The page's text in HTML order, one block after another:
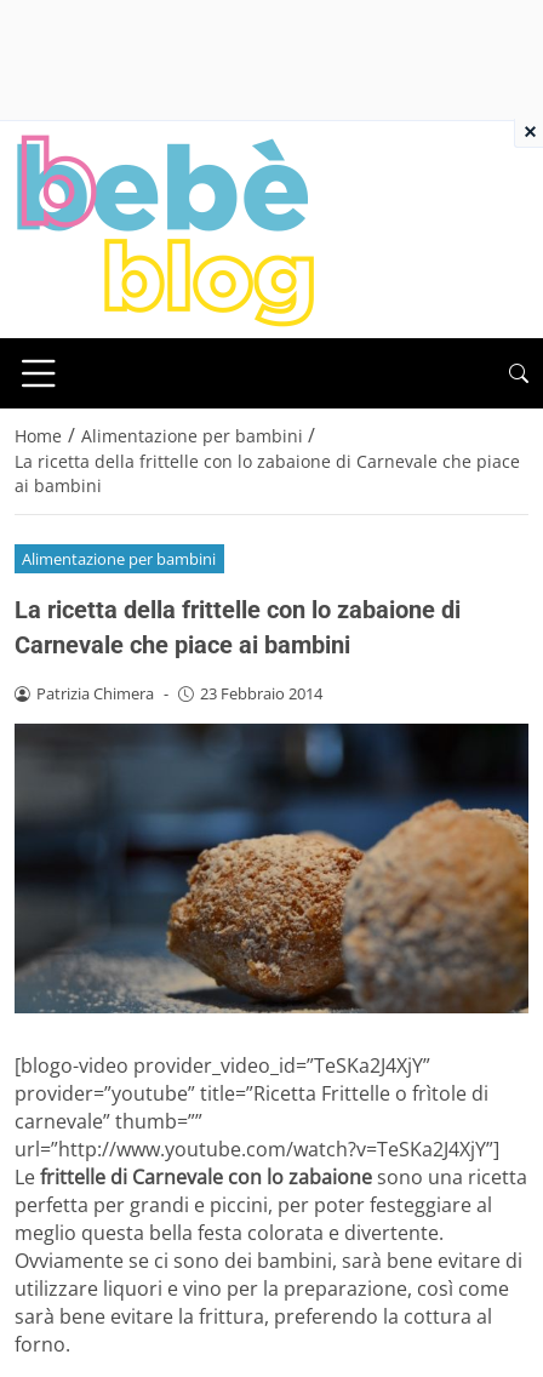
Home / Alimentazione per bambini /
La ricetta della frittelle con lo zabaione di Carnevale che piace
ai bambini
Alimentazione per bambini
La ricetta della frittelle con lo zabaione di
Carnevale che piace ai bambini
Patrizia Chimera - 23 Febbraio 2014
[blogo-video provider_video_id=”TeSKa2J4XjY”
provider=”youtube” title=”Ricetta Frittelle o frìtole di
carnevale” thumb=””
url=”http://www.youtube.com/watch?v=TeSKa2J4XjY”]
Lefrittelle di Carnevale con lo zabaionesono una ricetta
perfetta per grandi e piccini, per poter festeggiare al
meglio questa bella festa colorata e divertente.
Ovviamente se ci sono dei bambini, sarà bene evitare di
utilizzare liquori e vino per la preparazione, così come
sarà bene evitare la frittura, preferendo la cottura al
forno.
×